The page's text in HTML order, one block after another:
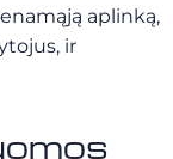
aplinką,
ir